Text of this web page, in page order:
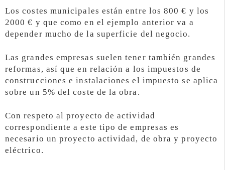
Los costes municipales están entre los 800 € y los
2000 € y que como en el ejemplo anterior va a
depender mucho de la superficie del negocio.
Las grandes empresas suelen tener también grandes
reformas, así que en relación a los impuestos de
construcciones e instalaciones el impuesto se aplica
sobre un 5% del coste de la obra.
Con respeto al proyecto de actividad
correspondiente a este tipo de empresas es
necesario un proyecto actividad, de obra y proyecto
eléctrico.